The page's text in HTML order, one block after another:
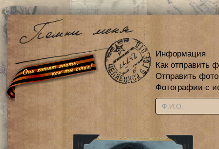
Информация
Как отправить
Отправить
Фотографии с